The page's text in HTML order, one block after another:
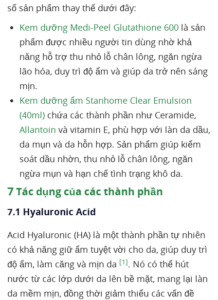
số sản phẩm thay thế dưới đây:
Kem dưỡng Medi-Peel Glutathione 600 là sản
phẩm được nhiều người tin dùng nhờ khả
năng hỗ trợ thu nhỏ lỗ chân lông, ngăn ngừa
lão hóa, duy trì độ ẩm và giúp da trở nên sáng
mịn.
Kem dưỡng ẩm Stanhome Clear Emulsion
(40ml) chứa các thành phần như Ceramide,
Allantoin và vitamin E, phù hợp với làn da dầu,
da mụn và da hỗn hợp. Sản phẩm giúp kiểm
soát dầu nhờn, thu nhỏ lỗ chân lông, ngăn
ngừa mụn và hạn chế tình trạng khô da.
7Tác dụng của các thành phần
7.1 Hyaluronic Acid
Acid Hyaluronic (HA) là một thành phần tự nhiên
có khả năng giữ ẩm tuyệt vời cho da, giúp duy trì
độ ẩm, làm căng và mịn da [1]. Nó có thể hút
nước từ các lớp dưới da lên bề mặt, mang lại làn
da mềm mịn, đồng thời giảm thiểu các vấn đề